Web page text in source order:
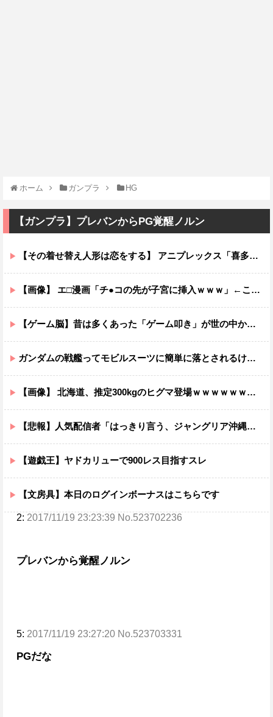
ホーム ガンプラ HG
【ガンプラ】プレバンからPG覚醒ノルン
【その着せ替え人形は恋をする】 アニプレックス「喜多川海夢 レースクイーンVer.」フィギュア【再販予約開始】
【画像】 エ□漫画「チ●コの先が子宮に挿入ｗｗｗ」←これ有り得るの？ｗｗ
【ゲーム脳】昔は多くあった「ゲーム叩き」が世の中から殆ど消えてしまった理由wwwwwwwwwwwwww
ガンダムの戦艦ってモビルスーツに簡単に落とされるけど・・・・
【画像】 北海道、推定300kgのヒグマ登場ｗｗｗｗｗｗｗｗｗｗｗｗｗｗｗｗｗｗｗｗ
【悲報】人気配信者「はっきり言う、ジャングリア沖縄ほんとーーーーーーーーにおもんない！！！！」→炎上
【遊戯王】ヤドカリューで900レス目指すスレ
【文房具】本日のログインボーナスはこちらです
2: 2017/11/19 23:23:39 No.523702236
プレバンから覚醒ノルン
5: 2017/11/19 23:27:20 No.523703331
PGだな